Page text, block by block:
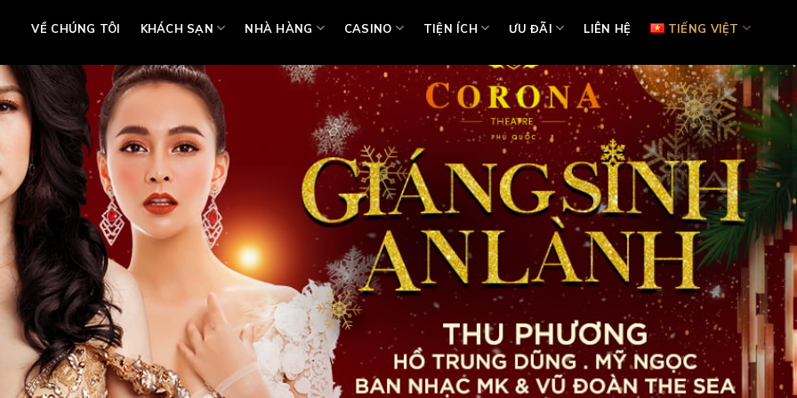
VỀ CHÚNG TÔI KHÁCH SẠN NHÀ HÀNG CASINO TIỆN ÍCH ƯU ĐÃI LIÊN HỆ TIẾNG VIỆT